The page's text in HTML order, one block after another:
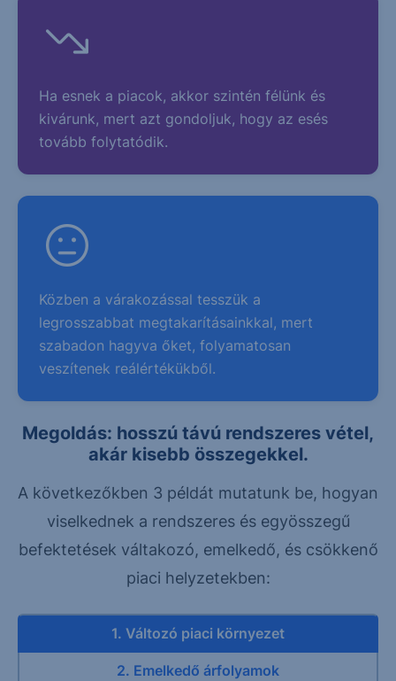
Ha esnek a piacok, akkor szintén félünk és
kivárunk, mert azt gondoljuk, hogy az esés
tovább folytatódik.
Közben a várakozással tesszük a
legrosszabbat megtakarításainkkal, mert
szabadon hagyva őket, folyamatosan
veszítenek reálértékükből.
Megoldás: hosszú távú rendszeres vétel,
akár kisebb összegekkel.
A következőkben 3 példát mutatunk be, hogyan
viselkednek a rendszeres és egyösszegű
befektetések váltakozó, emelkedő, és csökkenő
piaci helyzetekben:
1. Változó piaci környezet
2. Emelkedő árfolyamok